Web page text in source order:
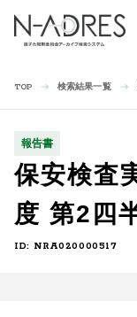
TOP 検索結果一覧
報告書
保安検査
度 第2四
ID: NRA020000517